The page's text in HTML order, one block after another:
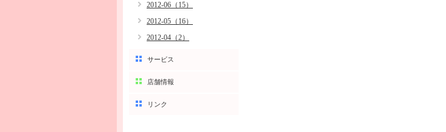
2012-06（15）
2012-05（16）
2012-04（2）
サービス
店舗情報
リンク